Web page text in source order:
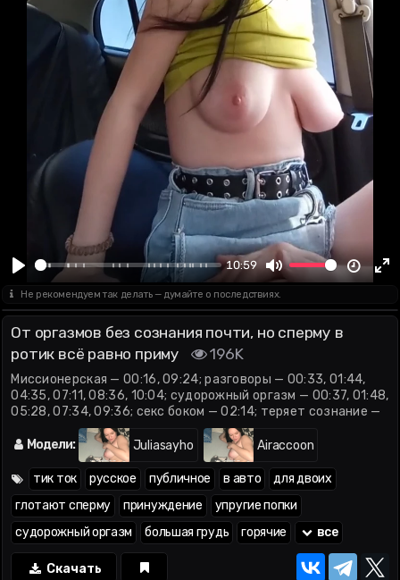
00:00
10:59
Mute
Не рекомендуем так делать — думайте о последствиях.
От оргазмов без сознания почти, но сперму в
ротик всё равно приму
196K
Миссионерская — 00:16, 09:24; разговоры — 00:33, 01:44,
04:35, 07:11, 08:36, 10:04; судорожный оргазм — 00:37, 01:48,
05:28, 07:34, 09:36; секс боком — 02:14; теряет сознание —
02:45, 06:50, 09:05; раком — 04:58; взял за горло — 07:59;
кончил в рот — 10:25
Модели: Juliasayho Airaccoon
тик ток русское публичное в авто
для двоих
глотают сперму
принуждение
упругие попки
судорожный оргазм
большая грудь горячие все
Скачать